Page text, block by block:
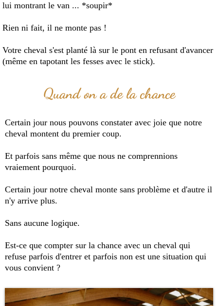
lui montrant le van ... *soupir*
Rien ni fait, il ne monte pas !
Votre cheval s'est planté là sur le pont en refusant d'avancer
(même en tapotant les fesses avec le stick).
Quand on a de la chance
Certain jour nous pouvons constater avec joie que notre
cheval montent du premier coup.
Et parfois sans même que nous ne comprennions
vraiement pourquoi.
Certain jour notre cheval monte sans problème et d'autre il
n'y arrive plus.
Sans aucune logique.
Est-ce que compter sur la chance avec un cheval qui
refuse parfois d'entrer et parfois non est une situation qui
vous convient ?